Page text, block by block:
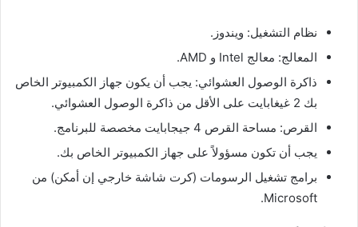
نظام التشغيل: ويندوز.
المعالج: معالج Intel و AMD.
ذاكرة الوصول العشوائي: يجب أن يكون جهاز الكمبيوتر الخاص
بك 2 غيغابايت على الأقل من ذاكرة الوصول العشوائي.
القرص: مساحة القرص 4 جيجابايت مخصصة للبرنامج.
يجب أن تكون مسؤولاً على جهاز الكمبيوتر الخاص بك.
برامج تشغيل الرسومات (كرت شاشة خارجي إن أمكن) من
Microsoft.